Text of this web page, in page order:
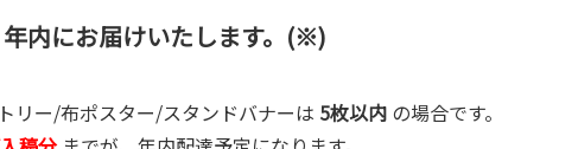
内にお届けいたします。(※)
リー/布ポスター/スタンドバナーは 5枚以内 の場合です。